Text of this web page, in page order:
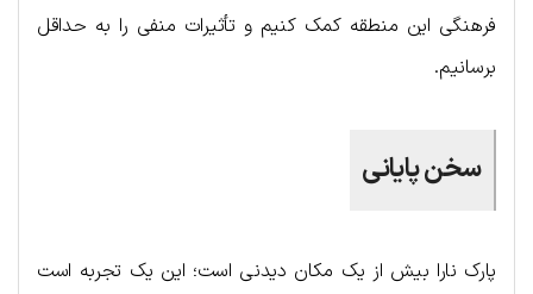
فرهنگی این منطقه کمک کنیم و تأثیرات منفی را به حداقل
برسانیم.
سخن پایانی
پارک نارا بیش از یک مکان دیدنی است؛ این یک تجربه است